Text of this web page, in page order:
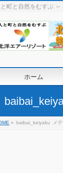
と町と自然をむすぶ
ホーム
» baibai_keiyaku メ